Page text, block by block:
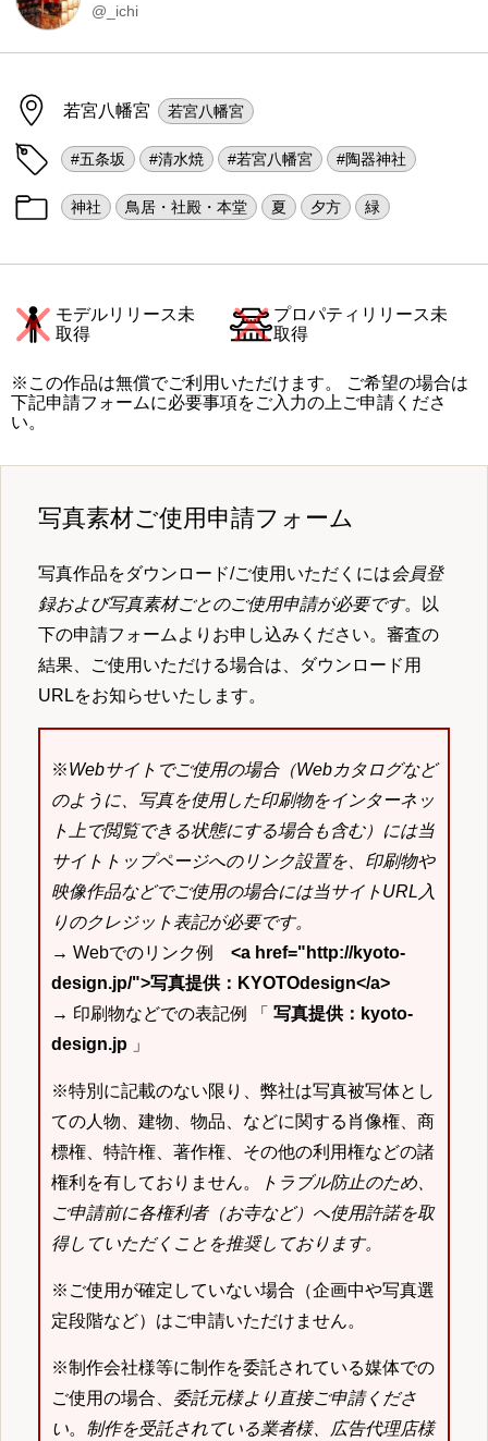
@_ichi
若宮八幡宮 若宮八幡宮
#五条坂 #清水焼 #若宮八幡宮 #陶器神社
神社 鳥居・社殿・本堂 夏 夕方 緑
モデルリリース未
取得
プロパティリリース未
取得
※この作品は無償でご利用いただけます。 ご希望の場合は
下記申請フォームに必要事項をご入力の上ご申請くださ
い。
写真素材ご使用申請フォーム
写真作品をダウンロード/ご使用いただくには会員登
録および写真素材ごとのご使用申請が必要です。以
下の申請フォームよりお申し込みください。審査の
結果、ご使用いただける場合は、ダウンロード用
URLをお知らせいたします。
※Webサイトでご使用の場合（Webカタログなど
のように、写真を使用した印刷物をインターネッ
ト上で閲覧できる状態にする場合も含む）には当
サイトトップページへのリンク設置を、印刷物や
映像作品などでご使用の場合には当サイトURL入
りのクレジット表記が必要です。
→ Webでのリンク例 <a href="http://kyoto-
design.jp/">写真提供：KYOTOdesign</a>
→ 印刷物などでの表記例 「 写真提供：kyoto-
design.jp 」
※特別に記載のない限り、弊社は写真被写体とし
ての人物、建物、物品、などに関する肖像権、商
標権、特許権、著作権、その他の利用権などの諸
権利を有しておりません。
トラブル防止のため、
ご申請前に各権利者（お寺など）へ使用許諾を取
得していただくことを推奨しております。
※ご使用が確定していない場合（企画中や写真選
定段階など）はご申請いただけません。
※制作会社様等に制作を委託されている媒体での
ご使用の場合、 委託元様より直接ご申請くださ
い。 制作を受託されている業者様、広告代理店様